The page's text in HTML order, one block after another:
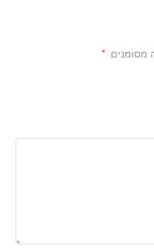
מסומנים *